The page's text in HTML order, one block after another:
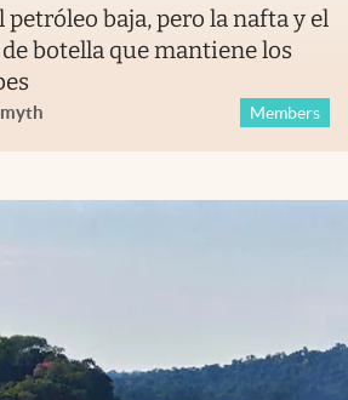
petróleo baja, pero la nafta y el
botella que mantiene los
Members